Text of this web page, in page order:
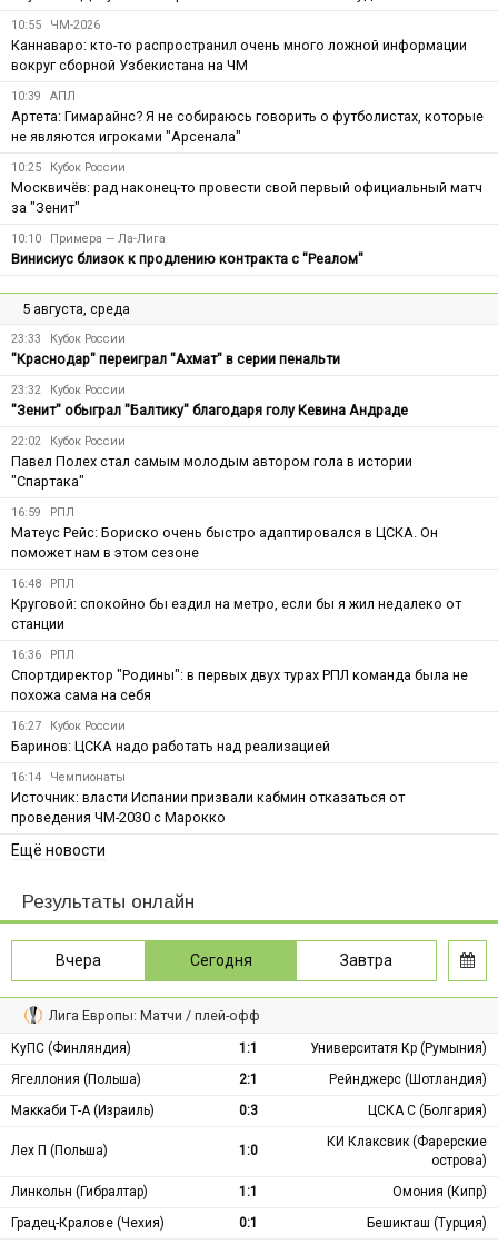
10:55 ЧМ-2026
Каннаваро: кто-то распространил очень много ложной информации
вокруг сборной Узбекистана на ЧМ
10:39 АПЛ
Артета: Гимарайнс? Я не собираюсь говорить о футболистах, которые
не являются игроками "Арсенала"
10:25 Кубок России
Москвичёв: рад наконец-то провести свой первый официальный матч
за "Зенит"
10:10 Примера — Ла-Лига
Винисиус близок к продлению контракта с "Реалом"
5 августа, среда
23:33 Кубок России
"Краснодар" переиграл "Ахмат" в серии пенальти
23:32 Кубок России
"Зенит" обыграл "Балтику" благодаря голу Кевина Андраде
22:02 Кубок России
Павел Полех стал самым молодым автором гола в истории
"Спартака"
16:59 РПЛ
Матеус Рейс: Бориско очень быстро адаптировался в ЦСКА. Он
поможет нам в этом сезоне
16:48 РПЛ
Круговой: спокойно бы ездил на метро, если бы я жил недалеко от
станции
16:36 РПЛ
Спортдиректор "Родины": в первых двух турах РПЛ команда была не
похожа сама на себя
16:27 Кубок России
Баринов: ЦСКА надо работать над реализацией
16:14 Чемпионаты
Источник: власти Испании призвали кабмин отказаться от
проведения ЧМ-2030 с Марокко
Ещё новости
Результаты онлайн
Вчера Сегодня Завтра
Лига Европы: Матчи / плей-офф
КуПС (Финляндия) 1:1
Университатя Кр (Румыния)
Ягеллония (Польша)
2:1
Рейнджерс (Шотландия)
Маккаби Т-А (Израиль)
0:3 ЦСКА С (Болгария)
Лех П (Польша) 1:0
КИ Клаксвик (Фарерские
острова)
Линкольн (Гибралтар)
1:1
Омония (Кипр)
Градец-Кралове (Чехия)
0:1
Бешикташ (Турция)